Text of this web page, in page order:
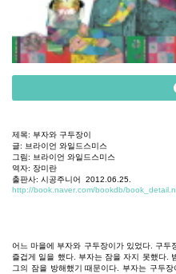
제목: 부자와 구두장이
글: 브라이언 와일드스미스
그림: 브라이언 와일드스미스
역자: 장미란
출판사: 시공주니어
2012.06.25.
http://book.naver.com/bookdb/
어느 마을에 부자와 구두장이가 있었다. 구두
즐겁게
일을 했다. 부자는 잠을 자지 못했다.
그의
잠을 방해했기 때문이다. 부자는 구두장